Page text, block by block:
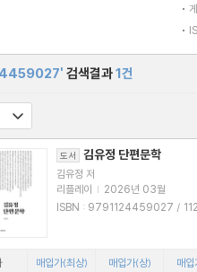
검색결과1건
도서 김유정 단편문학
김유정 저
리플레이 | 2026년 03월
ISBN : 9791124459027 / 1124459
매입가(최상) 매입가(상) 매